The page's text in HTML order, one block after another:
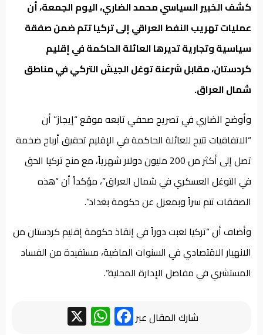
كشف الخبير السياسي محمد الضاري، اليوم الجمعة، أن
عمليات تهريب النفط العراقي إلى تركيا تتم ضمن صفقة
سياسية وتجارية تديرها العائلة الحاكمة في إقليم
كردستان، مقابل شرعنة توغل الجيش التركي في مناطق
شمال العراق.
وأوضح الضاري في تصريح صحفي تابعه موقع “إيجاز” أن
“الاتفاقيات تتيح للعائلة الحاكمة في الإقليم تحقيق أرباح ضخمة
تصل إلى أكثر من 200 مليون دولار شهرياً، مع منح تركيا الحق
في التوغل العسكري في شمال العراق”، مؤكداً أن “هذه
الصفقات تتم سراً وبمعزل عن حكومة بغداد”.
وأضاف أن “تركيا لعبت دوراً في إنقاذ حكومة إقليم كردستان من
الانهيار الاقتصادي في السنوات الماضية، مستفيدة من الفساد
المستشري في مفاصل الإدارة المحلية”.
شارك المقال عبر Facebook
WhatsApp